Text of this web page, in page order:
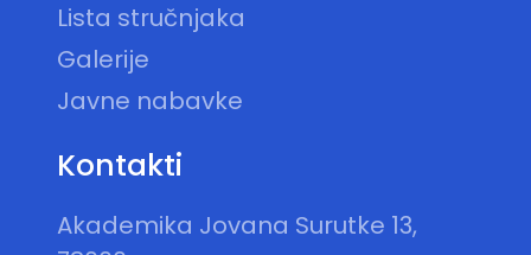
Lista stručnjaka
Galerije
Javne nabavke
Kontakti
Akademika Jovana Surutke 13,